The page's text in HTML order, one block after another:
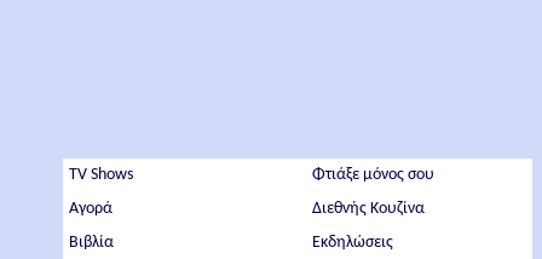
TV Shows
Αγορά
Βιβλία
Φτιάξε μόνος σου
Διεθνής Κουζίνα
Εκδηλώσεις